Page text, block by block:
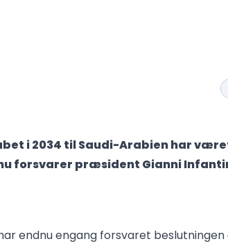
i 2034 til Saudi-Arabien har
forsvarer præsident Gianni
endnu engang forsvaret beslutningen